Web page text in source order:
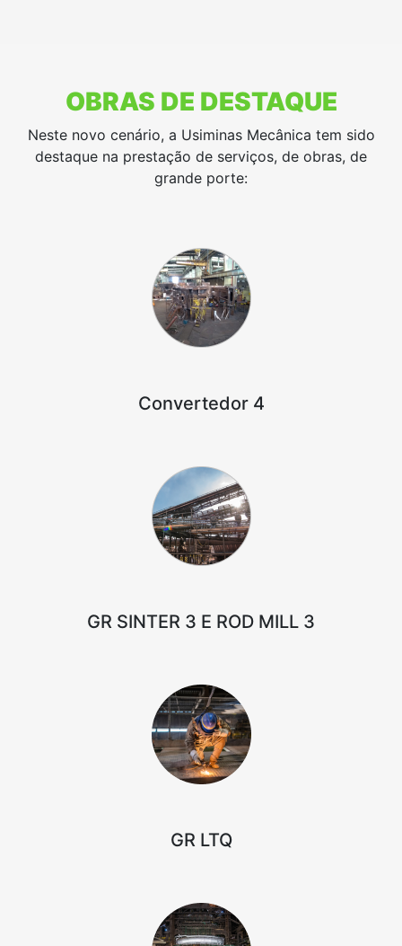
OBRAS DE DESTAQUE
Neste novo cenário, a Usiminas Mecânica tem sido
destaque na prestação de serviços, de obras, de
grande porte:
Convertedor 4
GR SINTER 3 E ROD MILL 3
GR LTQ